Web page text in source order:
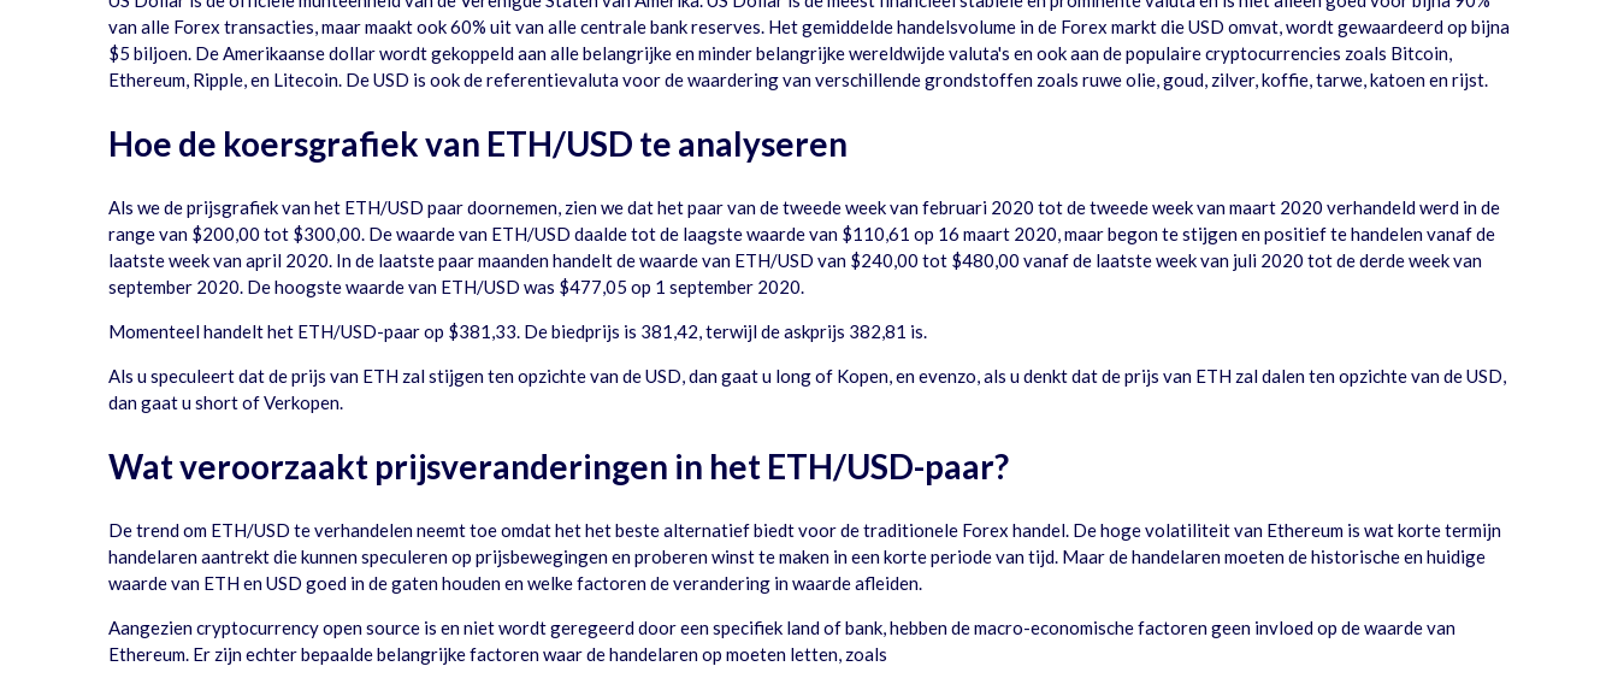
van alle Forex transacties, maar maakt ook 60% uit van alle centrale bank reserves. Het gemiddelde handelsvolume in de Forex markt die USD omvat, wordt gewaardeerd op bijna
$5 biljoen. De Amerikaanse dollar wordt gekoppeld aan alle belangrijke en minder belangrijke wereldwijde valuta's en ook aan de populaire cryptocurrencies zoals Bitcoin,
Ethereum, Ripple, en Litecoin. De USD is ook de referentievaluta voor de waardering van verschillende grondstoffen zoals ruwe olie, goud, zilver, koffie, tarwe, katoen en rijst.
Hoe de koersgrafiek van ETH/USD te analyseren
Als we de prijsgrafiek van het ETH/USD paar doornemen, zien we dat het paar van de tweede week van februari 2020 tot de tweede week van maart 2020 verhandeld werd in de
range van $200,00 tot $300,00. De waarde van ETH/USD daalde tot de laagste waarde van $110,61 op 16 maart 2020, maar begon te stijgen en positief te handelen vanaf de
laatste week van april 2020. In de laatste paar maanden handelt de waarde van ETH/USD van $240,00 tot $480,00 vanaf de laatste week van juli 2020 tot de derde week van
september 2020. De hoogste waarde van ETH/USD was $477,05 op 1 september 2020.
Momenteel handelt het ETH/USD-paar op $381,33. De biedprijs is 381,42, terwijl de askprijs 382,81 is.
Als u speculeert dat de prijs van ETH zal stijgen ten opzichte van de USD, dan gaat u long of Kopen, en evenzo, als u denkt dat de prijs van ETH zal dalen ten opzichte van de USD,
dan gaat u short of Verkopen.
Wat veroorzaakt prijsveranderingen in het ETH/USD-paar?
De trend om ETH/USD te verhandelen neemt toe omdat het het beste alternatief biedt voor de traditionele Forex handel. De hoge volatiliteit van Ethereum is wat korte termijn
handelaren aantrekt die kunnen speculeren op prijsbewegingen en proberen winst te maken in een korte periode van tijd. Maar de handelaren moeten de historische en huidige
waarde van ETH en USD goed in de gaten houden en welke factoren de verandering in waarde afleiden.
Aangezien cryptocurrency open source is en niet wordt geregeerd door een specifiek land of bank, hebben de macro-economische factoren geen invloed op de waarde van
Ethereum. Er zijn echter bepaalde belangrijke factoren waar de handelaren op moeten letten, zoals